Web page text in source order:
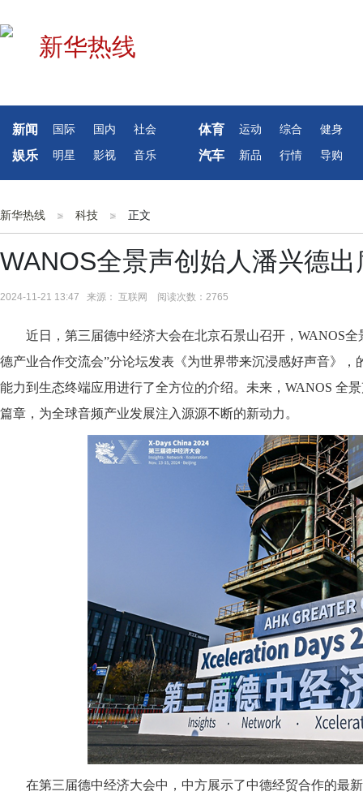
新闻 国际 国内 社会 体育 运动 综合 健身
娱乐 明星 影视 音乐 汽车 新品 行情 导购
新华热线 科技 正文
WANOS全景声创始人潘兴德
2024-11-21 13:47 来源： 互联网 阅读次数：2765
近日，第三届德中经济大会在北京石景山召开，WANOS
德产业合作交流会”分论坛发表《为世界带来沉浸感好声音》
能力到生态终端应用进行了全方位的介绍。未来，WANOS 全
篇章，为全球音频产业发展注入源源不断的新动力。
在第三届德中经济大会中，中方展示了中德经贸合作的最